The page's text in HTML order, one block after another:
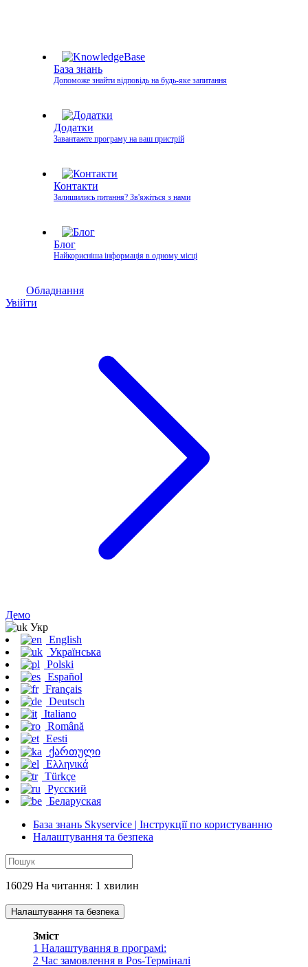
База знань
Допоможе знайти відповідь на будь-яке запитання
Додатки
Завантажте програму на ваш пристрій
Контакти
Залишились питання? Зв'яжіться з нами
Блог
Найкорисніша інформація в одному місці
Обладнання
Увійти
Демо
Укр
English
Українська
Polski
Español
Français
Deutsch
Italiano
Română
Eesti
ქართული
Ελληνικά
Türkçe
Русский
Беларуская
База знань Skyservice | Інструкції по користуванню
Налаштування та безпека
16029 На читання: 1 хвилин
Налаштування та безпека
Зміст
1 Налаштування в програмі:
2 Час замовлення в Pos-Терміналі